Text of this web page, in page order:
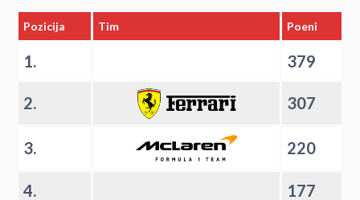
Pozicija Tim Poeni
1. 379
2. 307
3. 220
4. 177